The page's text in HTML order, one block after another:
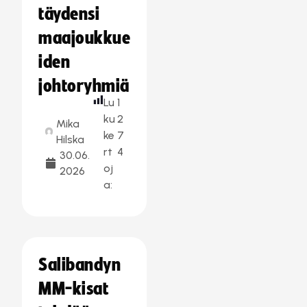
täydensi
maajoukkue
iden
johtoryhmiä
Mika
Hilska
30.06.
2026
Lu
ku
ke
rt
oj
a:
1
2
7
4
Salibandyn
MM-kisat